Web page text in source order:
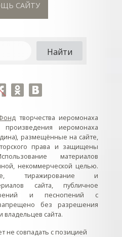
САЙТУ
творчества иеромонаха
иеромонаха
размещённые на сайте,
права и защищены
материалов
некоммерческой целью.
тиражирование и
сайта, публичное
и песнопений с
без разрешения
владельцев сайта.
не совпадать с позицией